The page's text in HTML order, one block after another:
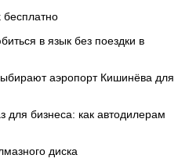
бесплатно
в язык без поездки в
аэропорт Кишинёва для
бизнеса: как автодилерам
диска